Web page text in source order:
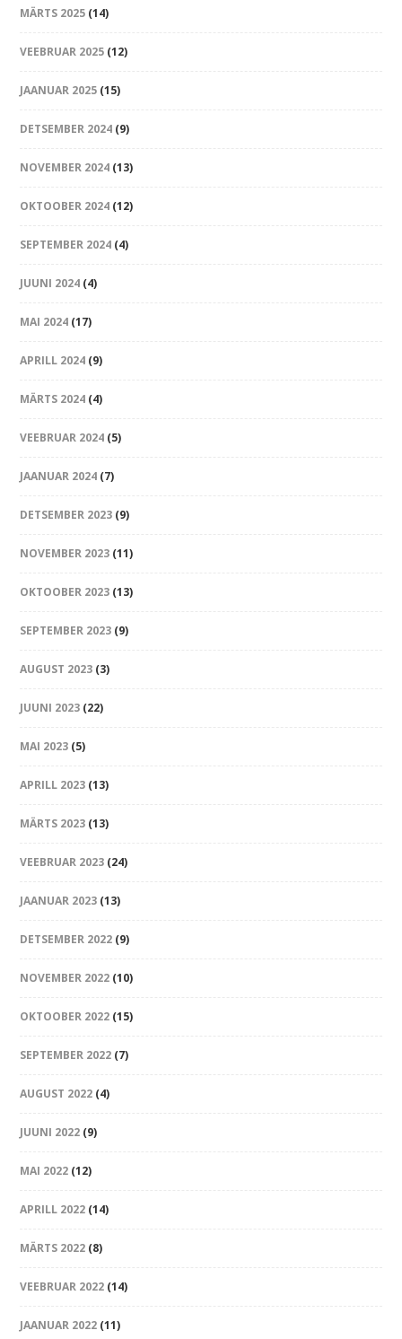
MÄRTS 2025 (14)
VEEBRUAR 2025 (12)
JAANUAR 2025 (15)
DETSEMBER 2024 (9)
NOVEMBER 2024 (13)
OKTOOBER 2024 (12)
SEPTEMBER 2024 (4)
JUUNI 2024 (4)
MAI 2024 (17)
APRILL 2024 (9)
MÄRTS 2024 (4)
VEEBRUAR 2024 (5)
JAANUAR 2024 (7)
DETSEMBER 2023 (9)
NOVEMBER 2023 (11)
OKTOOBER 2023 (13)
SEPTEMBER 2023 (9)
AUGUST 2023 (3)
JUUNI 2023 (22)
MAI 2023 (5)
APRILL 2023 (13)
MÄRTS 2023 (13)
VEEBRUAR 2023 (24)
JAANUAR 2023 (13)
DETSEMBER 2022 (9)
NOVEMBER 2022 (10)
OKTOOBER 2022 (15)
SEPTEMBER 2022 (7)
AUGUST 2022 (4)
JUUNI 2022 (9)
MAI 2022 (12)
APRILL 2022 (14)
MÄRTS 2022 (8)
VEEBRUAR 2022 (14)
JAANUAR 2022 (11)